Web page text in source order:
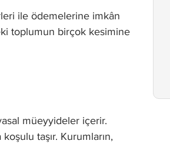
ile ödemelerine imkân
toplumun birçok kesimine
müeyyideler içerir.
taşır. Kurumların,